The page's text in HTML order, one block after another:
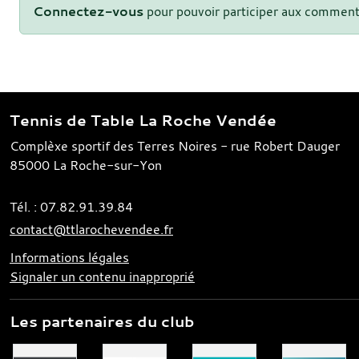
Connectez-vous pour pouvoir participer aux
Tennis de Table La Roche Vendée
Complèxe sportif des Terres Noires - rue Robert Dauger
85000 La Roche-sur-Yon
Tél. : 07.82.91.39.84
contact@ttlarochevendee.fr
Informations légales
Signaler un contenu inapproprié
Les partenaires du club